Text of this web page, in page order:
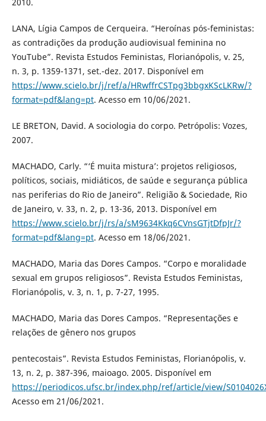
2010.
LANA, Lígia Campos de Cerqueira. “Heroínas pós-feministas:
as contradições da produção audiovisual feminina no
YouTube”. Revista Estudos Feministas, Florianópolis, v. 25,
n. 3, p. 1359-1371, set.-dez. 2017. Disponível em
https://www.scielo.br/j/ref/a/HRwffrCSTpg3bbgxKScLKRw/?
format=pdf&lang=pt. Acesso em 10/06/2021.
LE BRETON, David. A sociologia do corpo. Petrópolis: Vozes,
2007.
MACHADO, Carly. “‘É muita mistura’: projetos religiosos,
políticos, sociais, midiáticos, de saúde e segurança pública
nas periferias do Rio de Janeiro”. Religião & Sociedade, Rio
de Janeiro, v. 33, n. 2, p. 13-36, 2013. Disponível em
https://www.scielo.br/j/rs/a/sM9634Kkq6CVnsGTjtDfpJr/?
format=pdf&lang=pt. Acesso em 18/06/2021.
MACHADO, Maria das Dores Campos. “Corpo e moralidade
sexual em grupos religiosos”. Revista Estudos Feministas,
Florianópolis, v. 3, n. 1, p. 7-27, 1995.
MACHADO, Maria das Dores Campos. “Representações e
relações de gênero nos grupos
pentecostais”. Revista Estudos Feministas, Florianópolis, v.
13, n. 2, p. 387-396, maioago. 2005. Disponível em
https://periodicos.ufsc.br/index.php/ref/article/view/
Acesso em 21/06/2021.